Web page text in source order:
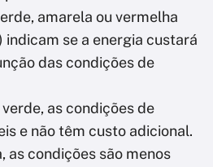
amarela ou vermelha
indicam se a energia custará
das condições de
as condições de
e não têm custo adicional.
as condições são menos